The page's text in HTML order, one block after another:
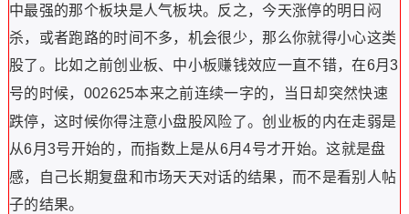
中最强的那个板块是人气板块。反之，今天涨停的明日闷
杀，或者跑路的时间不多，机会很少，那么你就得小心这类
股了。比如之前创业板、中小板赚钱效应一直不错，在6月3
号的时候， 002625本来之前连续一字的，当日却突然快速
跌停，这时候你得注意小盘股风险了。创业板的内在走弱是
从6月 3号开始的，而指数上是从6月4号才开始。这就是盘
感，自己长期复盘和市场天天对话的结果，而不是看别人帖
子的结果。